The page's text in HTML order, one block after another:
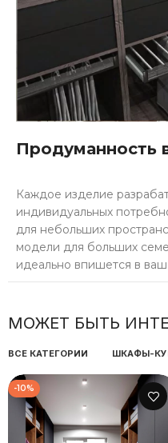
Продуманность
Каждое изделие
индивидуальных
для небольших
модели для больших
идеально впишется в
МОЖЕТ БЫТЬ
ВСЕ КАТЕГОРИИ ШКАФЫ-
-10%